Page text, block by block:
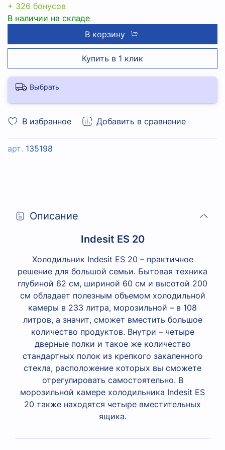
В избранное Добавить в сравнение
арт. 135198
+ 326 бонусов
В наличии на складе
В корзину
Купить в 1 клик
Выбрать
Описание
Indesit ES 20
Холодильник Indesit ES 20 – практичное
решение для большой семьи. Бытовая техника
глубиной 62 см, шириной 60 см и высотой 200
см обладает полезным объемом холодильной
камеры в 233 литра, морозильной – в 108
литров, а значит, сможет вместить большое
количество продуктов. Внутри – четыре
дверные полки и такое же количество
стандартных полок из крепкого закаленного
стекла, расположение которых вы сможете
отрегулировать самостоятельно. В
морозильной камере холодильника Indesit ES
20 также находятся четыре вместительных
ящика.